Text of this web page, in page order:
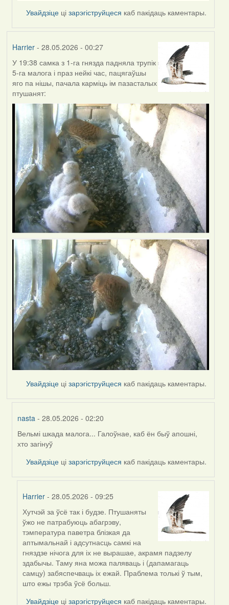
Увайдзіце цізарэгіструйцеся каб пакідаць каментары.
Harrier- 28.05.2026 - 00:27
У 19:38 самка з 1-га гнязда падняла трупік
5-га малога і праз нейкі час, пацягаўшы
яго па нішы, пачала карміць ім пазасталых
птушанят:
Увайдзіце цізарэгіструйцеся каб пакідаць каментары.
nasta - 28.05.2026 - 02:20
In
reply
Harrier
Вельмі шкада малога... Галоўнае, каб ён быў апошні,
хто загінуў
Увайдзіце цізарэгіструйцеся каб пакідаць каментары.
Harrier - 28.05.2026 - 09:25
In
reply
to
by
nasta
Хутчэй за ўсё так і будзе. Птушаняты
ўжо не патрабуюць абагрэву,
тэмпература паветра блізкая да
аптымальнай і адсутнасць самкі на
гняздзе нічога для іх не вырашае, акрамя падзелу
здабычы. Таму яна можа паляваць і (дапамагаць
самцу) забяспечваць іх ежай. Праблема толькі ў тым,
што ежы трэба ўсё больш.
Увайдзіце цізарэгіструйцеся каб пакідаць каментары.